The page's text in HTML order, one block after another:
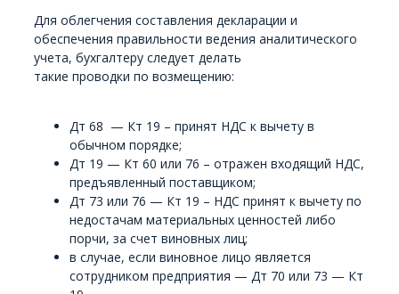
Для облегчения составления декларации и
обеспечения правильности ведения аналитического
учета, бухгалтеру следует делать
такие проводки по возмещению:
Дт 68 — Кт 19 – принят НДС к вычету в
обычном порядке;
Дт 19 — Кт 60 или 76 – отражен входящий НДС,
предъявленный поставщиком;
Дт 73 или 76 — Кт 19 – НДС принят к вычету по
недостачам материальных ценностей либо
порчи, за счет виновных лиц;
в случае, если виновное лицо является
сотрудником предприятия — Дт 70 или 73 — Кт